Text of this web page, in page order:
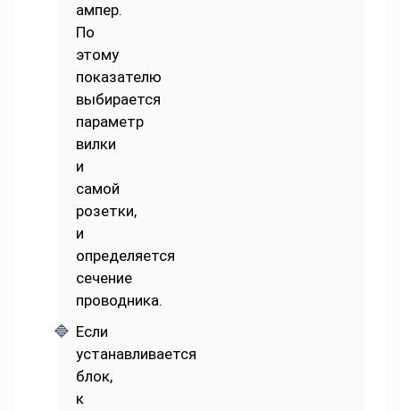
ампер.
По
этому
показателю
выбирается
параметр
вилки
и
самой
розетки,
и
определяется
сечение
проводника.
Если
устанавливается
блок,
к